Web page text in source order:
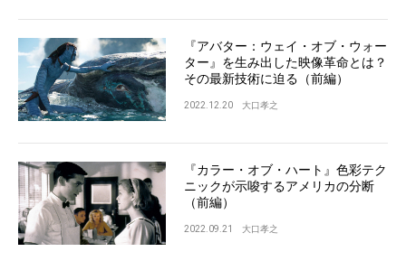
『アバター：ウェイ・オブ・ウォー
ター』を生み出した映像革命とは？
その最新技術に迫る（前編）
2022.12.20 大口孝之
『カラー・オブ・ハート』色彩テク
ニックが示唆するアメリカの分断
（前編）
2022.09.21 大口孝之